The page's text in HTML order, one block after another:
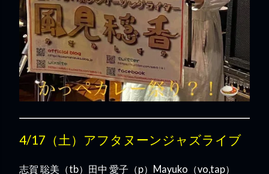
4/17（土）アフタヌーンジャズライブ
志賀 聡美（tb）田中 愛子（p）Mayuko（vo,tap）